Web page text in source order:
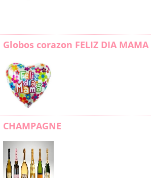
Globos corazon FELIZ DIA MAMA
CHAMPAGNE